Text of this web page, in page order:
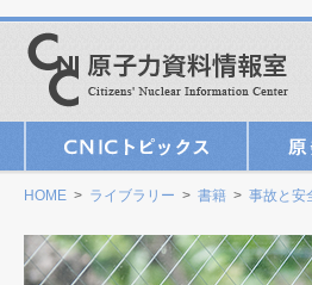
HOME > ライブラリー > 書籍 > 事故と安